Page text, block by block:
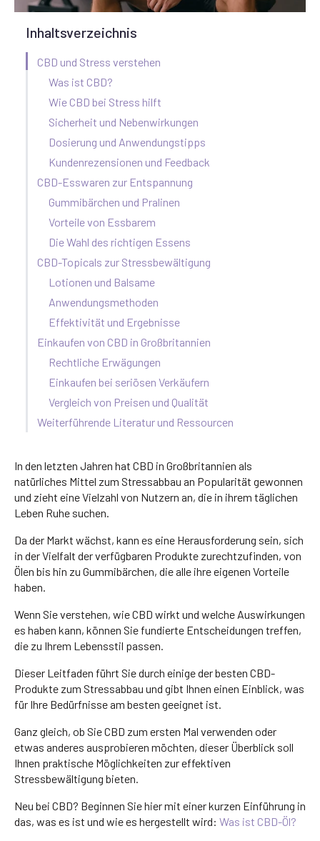
Inhaltsverzeichnis
CBD und Stress verstehen
Was ist CBD?
Wie CBD bei Stress hilft
Sicherheit und Nebenwirkungen
Dosierung und Anwendungstipps
Kundenrezensionen und Feedback
CBD-Esswaren zur Entspannung
Gummibärchen und Pralinen
Vorteile von Essbarem
Die Wahl des richtigen Essens
CBD-Topicals zur Stressbewältigung
Lotionen und Balsame
Anwendungsmethoden
Effektivität und Ergebnisse
Einkaufen von CBD in Großbritannien
Rechtliche Erwägungen
Einkaufen bei seriösen Verkäufern
Vergleich von Preisen und Qualität
Weiterführende Literatur und Ressourcen
In den letzten Jahren hat CBD in Großbritannien als
natürliches Mittel zum Stressabbau an Popularität gewonnen
und zieht eine Vielzahl von Nutzern an, die in ihrem täglichen
Leben Ruhe suchen.
Da der Markt wächst, kann es eine Herausforderung sein, sich
in der Vielfalt der verfügbaren Produkte zurechtzufinden, von
Ölen bis hin zu Gummibärchen, die alle ihre eigenen Vorteile
haben.
Wenn Sie verstehen, wie CBD wirkt und welche Auswirkungen
es haben kann, können Sie fundierte Entscheidungen treffen,
die zu Ihrem Lebensstil passen.
Dieser Leitfaden führt Sie durch einige der besten CBD-
Produkte zum Stressabbau und gibt Ihnen einen Einblick, was
für Ihre Bedürfnisse am besten geeignet ist.
Ganz gleich, ob Sie CBD zum ersten Mal verwenden oder
etwas anderes ausprobieren möchten, dieser Überblick soll
Ihnen praktische Möglichkeiten zur effektiven
Stressbewältigung bieten.
Neu bei CBD? Beginnen Sie hier mit einer kurzen Einführung in
das, was es ist und wie es hergestellt wird: Was ist CBD-Öl?